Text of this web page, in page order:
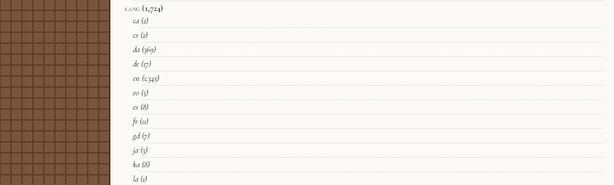
lang (1,724)
ca (2)
cs (2)
da (369)
de (17)
en (1,345)
eo (5)
es (8)
fr (11)
gd(7)
ja (3)
ka (8)
la (1)